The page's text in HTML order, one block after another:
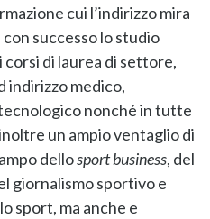
cui l’indirizzo mira
successo lo studio
di laurea di settore,
indirizzo medico,
nonché in tutte
un ampio ventaglio di
dellosport business, del
giornalismo sportivo e
sport, ma anche e